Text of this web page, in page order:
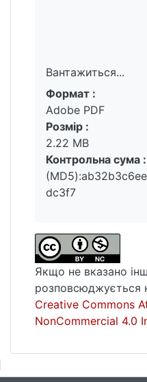
Вантажиться...
Вантажиться...
Формат :
Adobe PDF
Розмір :
2.22 MB
Контрольна сума :
dc3f7
Якщо не вказано
розповсюджується
Creative Commons
NonCommercial 4.0